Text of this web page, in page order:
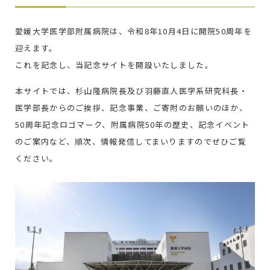
愛媛大学医学部附属病院は、令和8年10月4日に開院50周年を
迎えます。
これを記念し、当記念サイトを開設いたしました。
本サイトでは、杉山隆病院長及び羽藤直人医学系研究科長・
医学部長からのご挨拶、記念事業、ご寄附のお願いのほか、
50周年記念ロゴマーク、附属病院50年の歴史、記念イベント
のご案内など、順次、情報発信してまいりますのでぜひご覧
ください。